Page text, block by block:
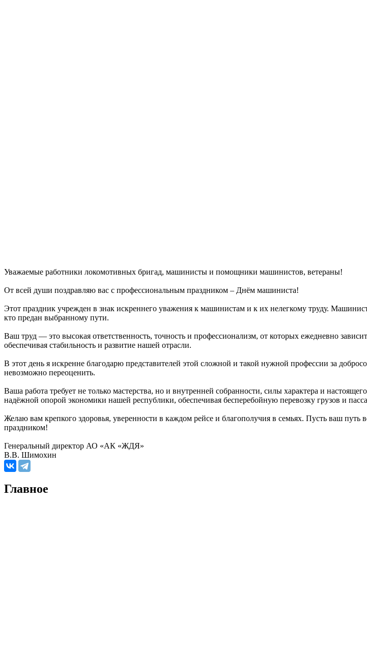
Уважаемые работники локомотивных бригад, машинисты и помощники машинистов, ветераны!
От всей души поздравляю вас с профессиональным праздником – Днём машиниста!
Этот праздник учрежден в знак искреннего уважения к машинистам и к их нелегкому труду.
кто предан выбранному пути.
Ваш труд — это высокая ответственность, точность и профессионализм, от которых ежедневно
обеспечивая стабильность и развитие нашей отрасли.
В этот день я искренне благодарю представителей этой сложной и такой нужной профессии за
невозможно переоценить.
Ваша работа требует не только мастерства, но и внутренней собранности, силы характера и
надёжной опорой экономики нашей республики, обеспечивая бесперебойную перевозку грузов и
Желаю вам крепкого здоровья, уверенности в каждом рейсе и благополучия в семьях. Пусть ваш
праздником!
Генеральный директор АО «АК «ЖДЯ»
В.В. Шимохин
Главное